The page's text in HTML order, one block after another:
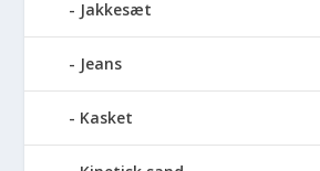
Jakkesæt
Jeans
Kasket